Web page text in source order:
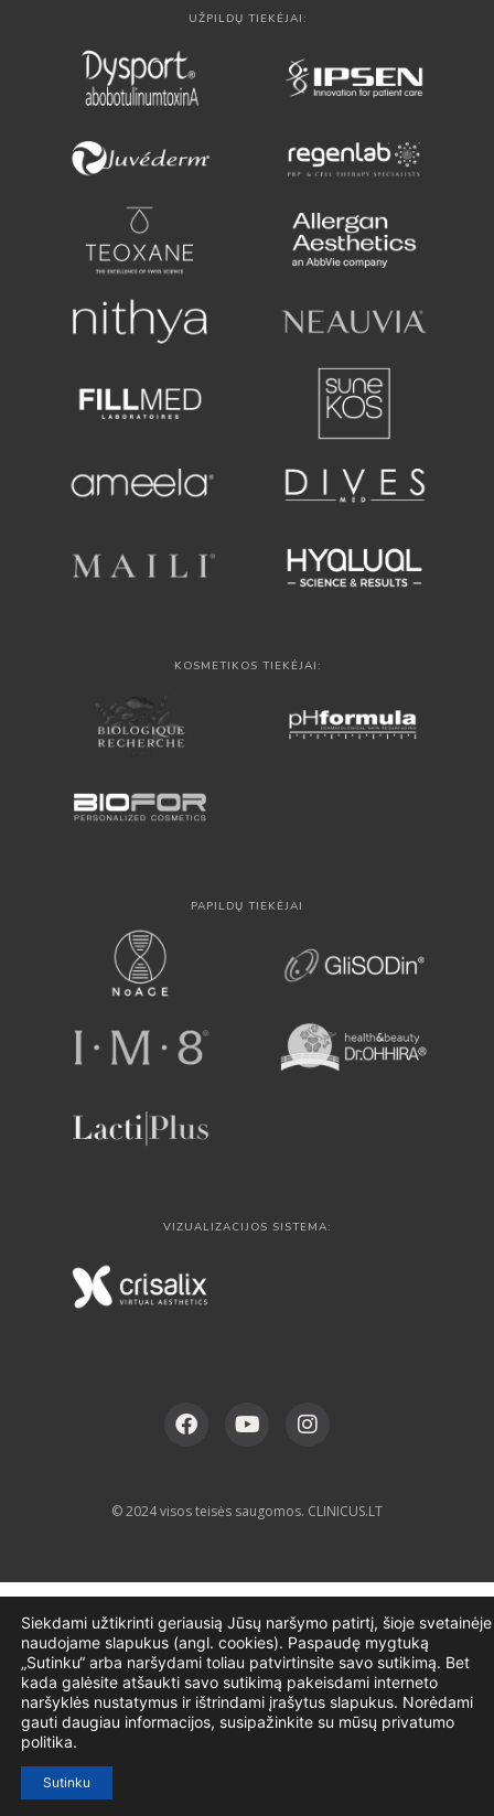
UŽPILDŲ TIEKĖJAI:
KOSMETIKOS TIEKĖJAI:
PAPILDŲ TIEKĖJAI
VIZUALIZACIJOS SISTEMA:
© 2024 visos teisės saugomos. CLINICUS.LT
Siekdami užtikrinti geriausią Jūsų naršymo patirtį, šioje svetainėje
naudojame slapukus (angl. cookies). Paspaudę mygtuką
„Sutinku“ arba naršydami toliau patvirtinsite savo sutikimą. Bet
kada galėsite atšaukti savo sutikimą pakeisdami interneto
naršyklės nustatymus ir ištrindami įrašytus slapukus. Norėdami
gauti daugiau informacijos, susipažinkite su mūsų privatumo
politika.
Sutinku